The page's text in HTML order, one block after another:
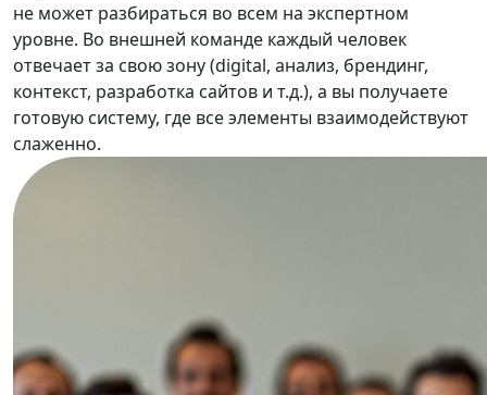
не может разбираться во всем на экспертном
уровне. Во внешней команде каждый человек
отвечает за свою зону (digital, анализ, брендинг,
контекст, разработка сайтов и т.д.), а вы получаете
готовую систему, где все элементы взаимодействуют
слаженно.